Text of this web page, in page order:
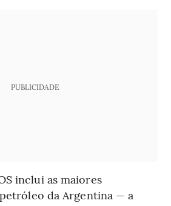
PUBLICIDADE
inclui as maiores
da Argentina — a